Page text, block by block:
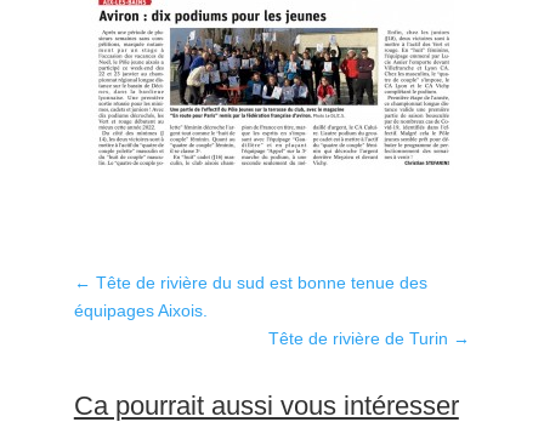
← Tête de rivière du sud est bonne tenue des
équipages Aixois.
Tête de rivière de Turin →
Ca pourrait aussi vous intéresser